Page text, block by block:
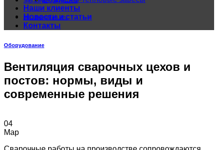
SIB.LINE@MAIL.RU
Наши клиенты
Новости и статьи
Контакты
Оборудование
Вентиляция сварочных цехов и
постов: нормы, виды и
современные решения
04
Мар